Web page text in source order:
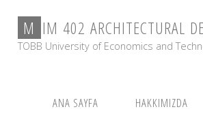
content
M IM 402 ARCHITECTURAL DE
TOBB University of Economics and
ANA SAYFA HAKKIMIZDA